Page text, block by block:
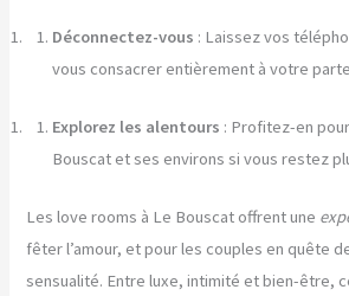
Déconnectez-vous : Laissez vos
vous consacrer entièrement à votre
Explorez les alentours : Profitez-en
Bouscat et ses environs si vous restez
Les love rooms à Le Bouscat offrent une
fêter l’amour, et pour les couples en quête
sensualité. Entre luxe, intimité et bien-être,